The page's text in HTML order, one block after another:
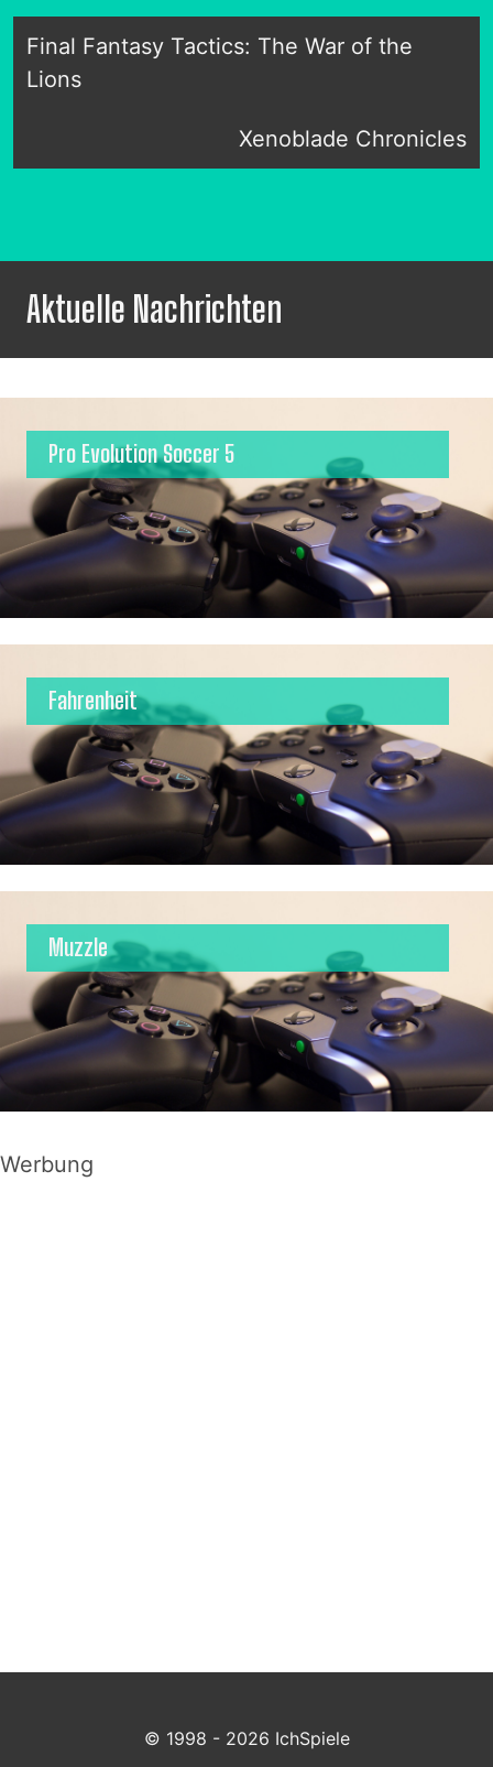
Final Fantasy Tactics: The War of the
Lions
Xenoblade Chronicles
Aktuelle Nachrichten
Pro Evolution Soccer 5
Fahrenheit
Muzzle
Werbung
© 1998 - 2026 IchSpiele